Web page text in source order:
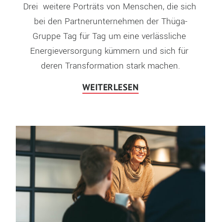
Drei  weitere Porträts von Menschen, die sich
bei den Partnerunternehmen der Thüga-
Gruppe Tag für Tag um eine verlässliche
Energieversorgung kümmern und sich für
deren Transformation stark machen.
WEITERLESEN